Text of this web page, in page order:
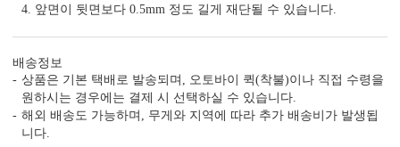
4. 앞면이 뒷면보다 0.5mm 정도 길게 재단될 수 있습니다.
배송정보
상품은 기본 택배로 발송되며, 오토바이 퀵(착불)이나 직접 수령을
원하시는 경우에는 결제 시 선택하실 수 있습니다.
해외 배송도 가능하며, 무게와 지역에 따라 추가 배송비가 발생됩
니다.